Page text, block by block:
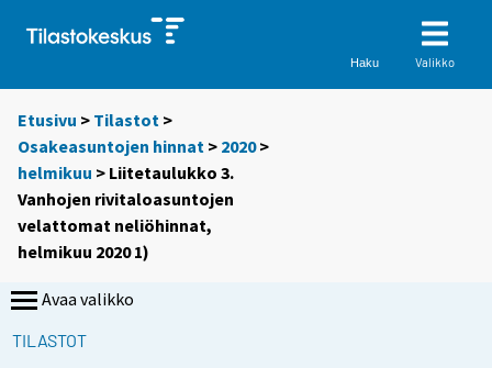
Haku Valikko
Etusivu > Tilastot >
Osakeasuntojen hinnat > 2020>
helmikuu > Liitetaulukko 3.
Vanhojen rivitaloasuntojen
velattomat neliöhinnat,
helmikuu 2020 1)
Avaa valikko
TILASTOT